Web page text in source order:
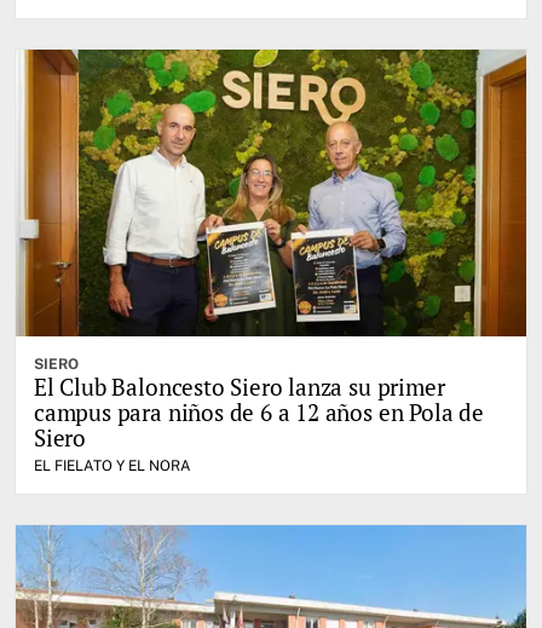
SIERO
El Club Baloncesto Siero lanza su primer
campus para niños de 6 a 12 años en Pola de
Siero
EL FIELATO Y EL NORA